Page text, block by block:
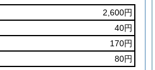
2,600円
40円
170円
80円